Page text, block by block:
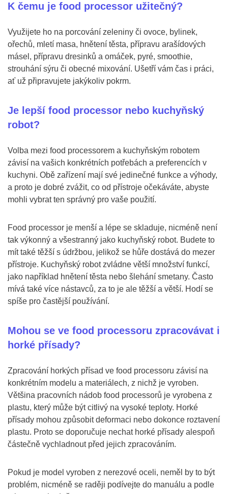
K čemu je food processor užitečný?
Využijete ho na porcování zeleniny či ovoce, bylinek,
ořechů, mletí masa, hnětení těsta, přípravu arašídových
másel, přípravu dresinků a omáček, pyré, smoothie,
strouhání sýru či obecné mixování. Ušetří vám čas i práci,
ať už připravujete jakýkoliv pokrm.
Je lepší food processor nebo kuchyňský
robot?
Volba mezi food processorem a kuchyňským robotem
závisí na vašich konkrétních potřebách a preferencích v
kuchyni. Obě zařízení mají své jedinečné funkce a výhody,
a proto je dobré zvážit, co od přístroje očekáváte, abyste
mohli vybrat ten správný pro vaše použití.
Food processor je menší a lépe se skladuje, nicméně není
tak výkonný a všestranný jako kuchyňský robot. Budete to
mít také těžší s údržbou, jelikož se hůře dostává do mezer
přístroje. Kuchyňský robot zvládne větší množství funkcí,
jako například hnětení těsta nebo šlehání smetany. Často
mívá také více nástavců, za to je ale těžší a větší. Hodí se
spíše pro častější používání.
Mohou se ve food processoru zpracovávat i
horké přísady?
Zpracování horkých přísad ve food processoru závisí na
konkrétním modelu a materiálech, z nichž je vyroben.
Většina pracovních nádob food processorů je vyrobena z
plastu, který může být citlivý na vysoké teploty. Horké
přísady mohou způsobit deformaci nebo dokonce roztavení
plastu. Proto se doporučuje nechat horké přísady alespoň
částečně vychladnout před jejich zpracováním.
Pokud je model vyroben z nerezové oceli, neměl by to být
problém, nicméně se raději podívejte do manuálu a podle